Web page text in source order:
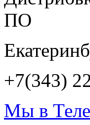
ПО
+7(343)
Мы в